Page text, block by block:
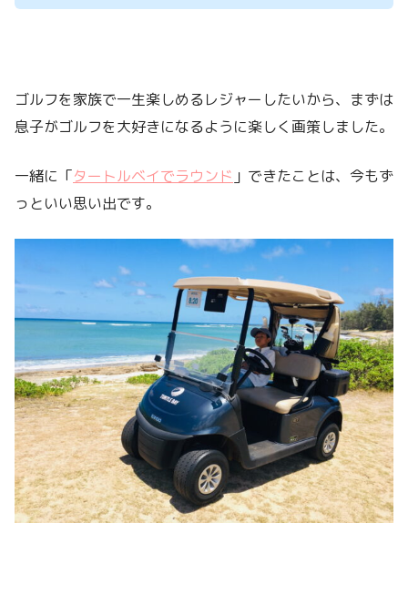
ゴルフを家族で一生楽しめるレジャーしたいから、まずは
息子がゴルフを大好きになるように楽しく画策しました。
一緒に「タートルベイでラウンド 」できたことは、今もず
っといい思い出です。